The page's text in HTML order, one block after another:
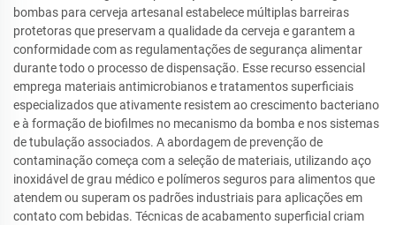
bombas para cerveja artesanal estabelece múltiplas barreiras
protetoras que preservam a qualidade da cerveja e garantem a
conformidade com as regulamentações de segurança alimentar
durante todo o processo de dispensação. Esse recurso essencial
emprega materiais antimicrobianos e tratamentos superficiais
especializados que ativamente resistem ao crescimento bacteriano
e à formação de biofilmes no mecanismo da bomba e nos sistemas
de tubulação associados. A abordagem de prevenção de
contaminação começa com a seleção de materiais, utilizando aço
inoxidável de grau médico e polímeros seguros para alimentos que
atendem ou superam os padrões industriais para aplicações em
contato com bebidas. Técnicas de acabamento superficial criam